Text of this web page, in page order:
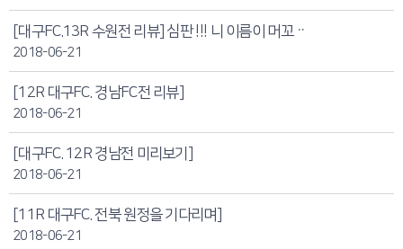
[대구FC.13R 수원전 리뷰] 심판 !!! 니 이름이 머꼬ᆢ
2018-06-21
[12R 대구FC. 경남FC전 리뷰]
2018-06-21
[대구FC. 12R 경남전 미리보기]
2018-06-21
[11R 대구FC. 전북 원정을 기다리며]
2018-06-21